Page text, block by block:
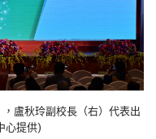
盧秋玲副校長（右）代表出
心提供)